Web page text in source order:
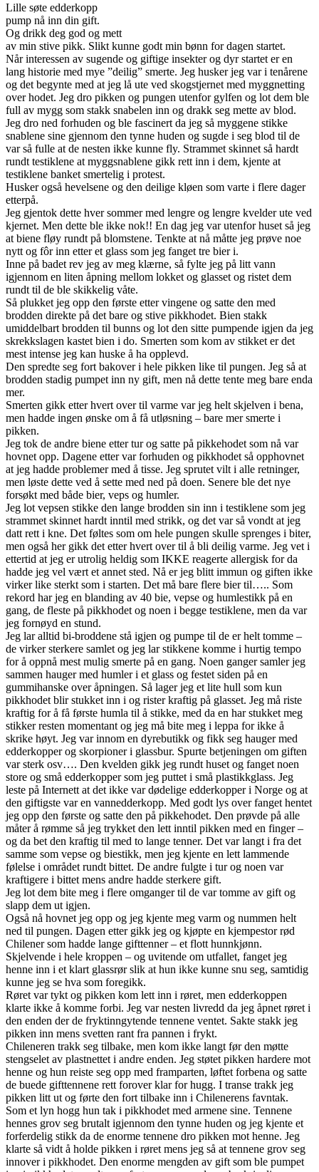
Lille søte edderkopp
pump nå inn din gift.
Og drikk deg god og mett
av min stive pikk. Slikt kunne godt min bønn for dagen startet.
Når interessen av sugende og giftige insekter og dyr startet er en
lang historie med mye ”deilig” smerte. Jeg husker jeg var i tenårene
og det begynte med at jeg lå ute ved skogstjernet med myggnetting
over hodet. Jeg dro pikken og pungen utenfor gylfen og lot dem ble
full av mygg som stakk snabelen inn og drakk seg mette av blod.
Jeg dro ned forhuden og ble fascinert da jeg så myggene stikke
snablene sine gjennom den tynne huden og sugde i seg blod til de
var så fulle at de nesten ikke kunne fly. Strammet skinnet så hardt
rundt testiklene at myggsnablene gikk rett inn i dem, kjente at
testiklene banket smertelig i protest.
Husker også hevelsene og den deilige kløen som varte i flere dager
etterpå.
Jeg gjentok dette hver sommer med lengre og lengre kvelder ute ved
kjernet. Men dette ble ikke nok!! En dag jeg var utenfor huset så jeg
at biene fløy rundt på blomstene. Tenkte at nå måtte jeg prøve noe
nytt og fôr inn etter et glass som jeg fanget tre bier i.
Inne på badet rev jeg av meg klærne, så fylte jeg på litt vann
igjennom en liten åpning mellom lokket og glasset og ristet dem
rundt til de ble skikkelig våte.
Så plukket jeg opp den første etter vingene og satte den med
brodden direkte på det bare og stive pikkhodet. Bien stakk
umiddelbart brodden til bunns og lot den sitte pumpende igjen da jeg
skrekkslagen kastet bien i do. Smerten som kom av stikket er det
mest intense jeg kan huske å ha opplevd.
Den spredte seg fort bakover i hele pikken like til pungen. Jeg så at
brodden stadig pumpet inn ny gift, men nå dette tente meg bare enda
mer.
Smerten gikk etter hvert over til varme var jeg helt skjelven i bena,
men hadde ingen ønske om å få utløsning – bare mer smerte i
pikken.
Jeg tok de andre biene etter tur og satte på pikkehodet som nå var
hovnet opp. Dagene etter var forhuden og pikkhodet så opphovnet
at jeg hadde problemer med å tisse. Jeg sprutet vilt i alle retninger,
men løste dette ved å sette med ned på doen. Senere ble det nye
forsøkt med både bier, veps og humler.
Jeg lot vepsen stikke den lange brodden sin inn i testiklene som jeg
strammet skinnet hardt inntil med strikk, og det var så vondt at jeg
datt rett i kne. Det føltes som om hele pungen skulle sprenges i biter,
men også her gikk det etter hvert over til å bli deilig varme. Jeg vet i
ettertid at jeg er utrolig heldig som IKKE reagerte allergisk for da
hadde jeg vel vært et annet sted. Nå er jeg blitt immun og giften ikke
virker like sterkt som i starten. Det må bare flere bier til….. Som
rekord har jeg en blanding av 40 bie, vepse og humlestikk på en
gang, de fleste på pikkhodet og noen i begge testiklene, men da var
jeg fornøyd en stund.
Jeg lar alltid bi-broddene stå igjen og pumpe til de er helt tomme –
de virker sterkere samlet og jeg lar stikkene komme i hurtig tempo
for å oppnå mest mulig smerte på en gang. Noen ganger samler jeg
sammen hauger med humler i et glass og festet siden på en
gummihanske over åpningen. Så lager jeg et lite hull som kun
pikkhodet blir stukket inn i og rister kraftig på glasset. Jeg må riste
kraftig for å få første humla til å stikke, med da en har stukket meg
stikker resten momentant og jeg må bite meg i leppa for ikke å
skrike høyt. Jeg var innom en dyrebutikk og fikk seg hauger med
edderkopper og skorpioner i glassbur. Spurte betjeningen om giften
var sterk osv…. Den kvelden gikk jeg rundt huset og fanget noen
store og små edderkopper som jeg puttet i små plastikkglass. Jeg
leste på Internett at det ikke var dødelige edderkopper i Norge og at
den giftigste var en vannedderkopp. Med godt lys over fanget hentet
jeg opp den første og satte den på pikkehodet. Den prøvde på alle
måter å rømme så jeg trykket den lett inntil pikken med en finger –
og da bet den kraftig til med to lange tenner. Det var langt i fra det
samme som vepse og biestikk, men jeg kjente en lett lammende
følelse i området rundt bittet. De andre fulgte i tur og noen var
kraftigere i bittet mens andre hadde sterkere gift.
Jeg lot dem bite meg i flere omganger til de var tomme av gift og
slapp dem ut igjen.
Også nå hovnet jeg opp og jeg kjente meg varm og nummen helt
ned til pungen. Dagen etter gikk jeg og kjøpte en kjempestor rød
Chilener som hadde lange gifttenner – et flott hunnkjønn.
Skjelvende i hele kroppen – og uvitende om utfallet, fanget jeg
henne inn i et klart glassrør slik at hun ikke kunne snu seg, samtidig
kunne jeg se hva som foregikk.
Røret var tykt og pikken kom lett inn i røret, men edderkoppen
klarte ikke å komme forbi. Jeg var nesten livredd da jeg åpnet røret i
den enden der de fryktinngytende tennene ventet. Sakte stakk jeg
pikken inn mens svetten rant fra pannen i frykt.
Chileneren trakk seg tilbake, men kom ikke langt før den møtte
stengselet av plastnettet i andre enden. Jeg støtet pikken hardere mot
henne og hun reiste seg opp med framparten, løftet forbena og satte
de buede gifttennene rett forover klar for hugg. I transe trakk jeg
pikken litt ut og førte den fort tilbake inn i Chilenerens favntak.
Som et lyn hogg hun tak i pikkhodet med armene sine. Tennene
hennes grov seg brutalt igjennom den tynne huden og jeg kjente et
forferdelig stikk da de enorme tennene dro pikken mot henne. Jeg
klarte så vidt å holde pikken i røret mens jeg så at tennene grov seg
innover i pikkhodet. Den enorme mengden av gift som ble pumpet